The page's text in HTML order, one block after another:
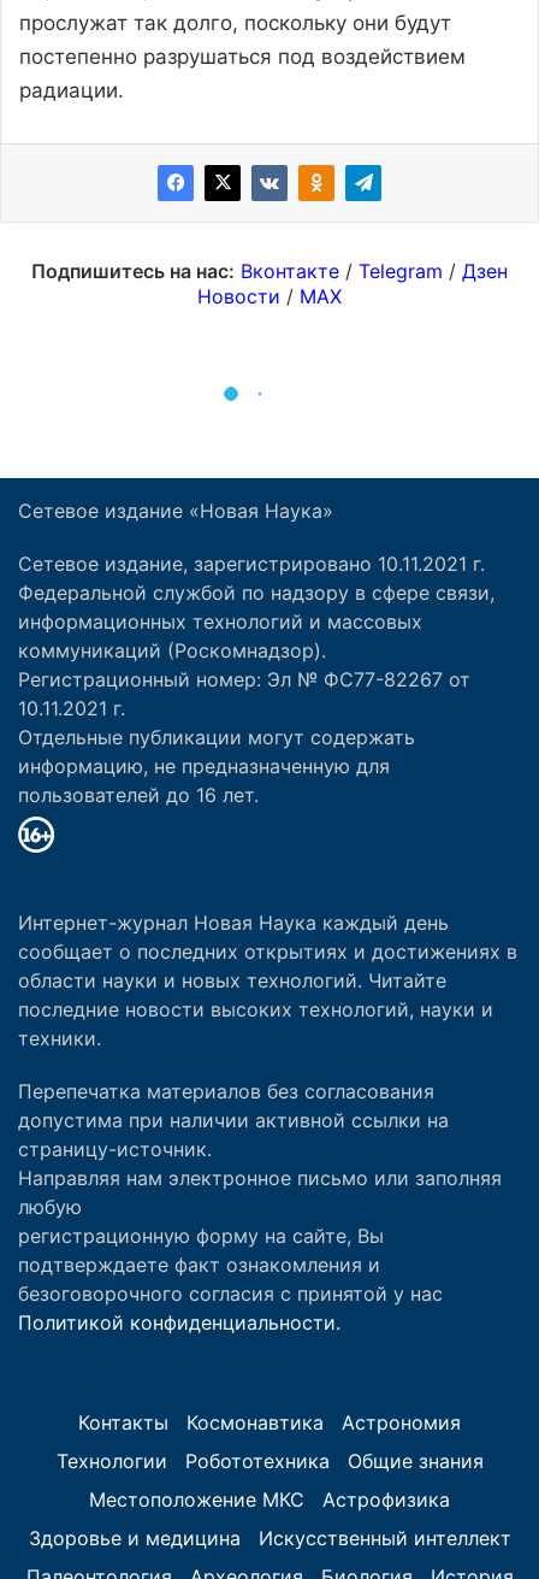
Сетевое издание «Новая Наука»
Сетевое издание, зарегистрировано 10.11.2021 г.
Федеральной службой по надзору в сфере связи,
информационных технологий и массовых
коммуникаций (Роскомнадзор).
Регистрационный номер: Эл № ФС77-82267 от
10.11.2021 г.
Отдельные публикации могут содержать
информацию, не предназначенную для
пользователей до 16 лет.
Интернет-журнал Новая Наука каждый день
сообщает о последних открытиях и достижениях в
области науки и новых технологий. Читайте
последние новости высоких технологий, науки и
техники.
Перепечатка материалов без согласования
допустима при наличии активной ссылки на
страницу-источник.
Направляя нам электронное письмо или заполняя
любую
регистрационную форму на сайте, Вы
подтверждаете факт ознакомления и
безоговорочного согласия с принятой у нас
Политикой конфиденциальности.
Контакты Космонавтика
Астрономия
Технологии
Робототехника
Общие знания
Местоположение МКС
Астрофизика
Здоровье и медицина
Искусственный интеллект